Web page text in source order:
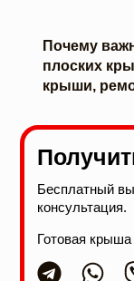
Почему
плоских
крыши,
Бесплатный
консультация.
Готовая